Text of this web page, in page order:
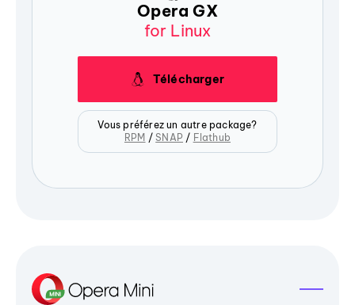
Opera GX
for Linux
Télécharger
Vous préférez un autre package?
RPM /SNAP / Flathub